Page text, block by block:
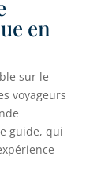
en
sur le
voyageurs
guide, qui